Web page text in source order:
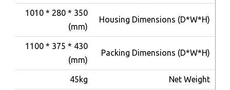
Housing Dimensions (D*W*H)
350 * 280 * 1010
(mm)
Packing Dimensions (D*W*H)
430 * 375 * 1100
(mm)
Net Weight
45kg